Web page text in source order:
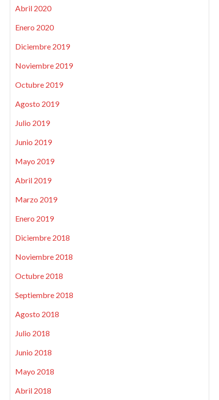
Abril 2020
Enero 2020
Diciembre 2019
Noviembre 2019
Octubre 2019
Agosto 2019
Julio 2019
Junio 2019
Mayo 2019
Abril 2019
Marzo 2019
Enero 2019
Diciembre 2018
Noviembre 2018
Octubre 2018
Septiembre 2018
Agosto 2018
Julio 2018
Junio 2018
Mayo 2018
Abril 2018